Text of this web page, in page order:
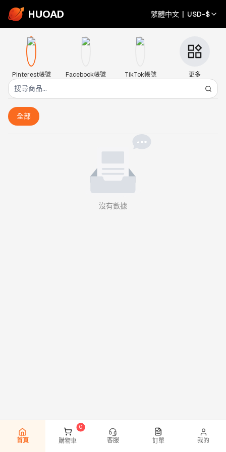
HUOAD 繁體中文 | USD-$
Pinterest帳號 Facebook帳號 TikTok帳號 更多
全部
沒有數據
首頁 購物車 客服 訂單 我的